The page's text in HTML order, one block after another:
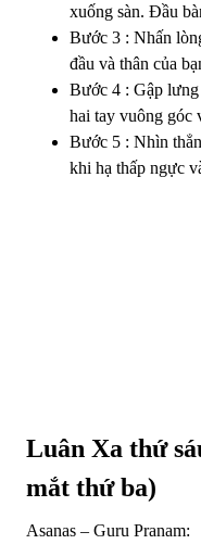
xuống sàn. Đầu
Bước 3 : Nhấn
đầu và thân của
Bước 4 : Gập lưng
hai tay vuông góc
Bước 5 : Nhìn
khi hạ thấp ngực
Luân Xa thứ
mắt thứ ba)
Asanas – Guru Pranam: